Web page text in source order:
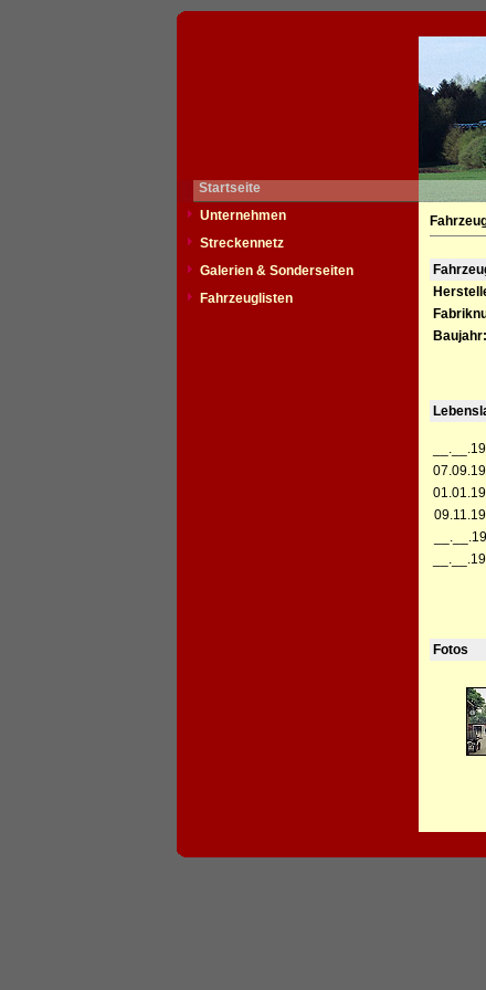
Startseite
Unternehmen
Streckennetz
Galerien & Sonderseiten
Fahrzeuglisten
Baujahr:
Fotos